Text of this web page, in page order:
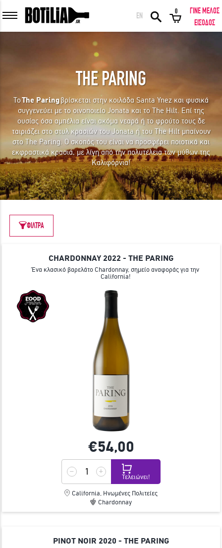
ΕΙΣΟΔΟΣ ΜΕΛΩΝ
ΕΙΣΟΔΟΣ Ξέχασα τον κωδικό μου!
ΕΙΣΟΔΟΣ ΜΕ FACEBOOK
ΕΚΠΛΗΚΤΙΚΑ ΚΡΑΣΙΑ ΑΠΟ ΟΛΟ ΤΟΝ ΚΟΣΜΟ ΣΤΗΝ ΠΟΡΤΑ ΣΟΥ ΣΕ
ΜΟΝΑΔΙΚΕΣ ΠΡΟΣΦΟΡΕΣ!
ΓΙΝΕ ΜΕΛΟΣ
EN
0
ΓΙΝΕ ΜΕΛΟΣ
ΕΙΣΟΔΟΣ
THE PARING
ΤοThe Paringβρίσκεται στην κοιλάδα Santa Ynez και φυσικά
συγγενεύει με το οινοποιείο Jonata και το The Hilt. Επί της
ουσίας όσα αμπέλια είναι ακόμα νεαρά ή το φρούτο τους δε
ταιριάζει στο στυλ κρασιών του Jonata ή του The Hilt μπαίνουν
στο The Paring. Ο σκοπός του είναι να προσφέρει ποιοτικά και
εκφραστικά κρασιά, με λίγη από την πολυτέλεια των μύθων της
Καλιφόρνια!
ΦΙΛΤΡΑ
CHARDONNAY 2022 - THE PARING
Ένα κλασικό βαρελάτο Chardonnay, σημείο αναφοράς για την
California!
€54,00
Τελειώνει!
California, Ηνωμένες Πολιτείες
Chardonnay
PINOT NOIR 2020 - THE PARING